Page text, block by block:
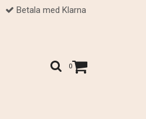
Betala med Klarna
0